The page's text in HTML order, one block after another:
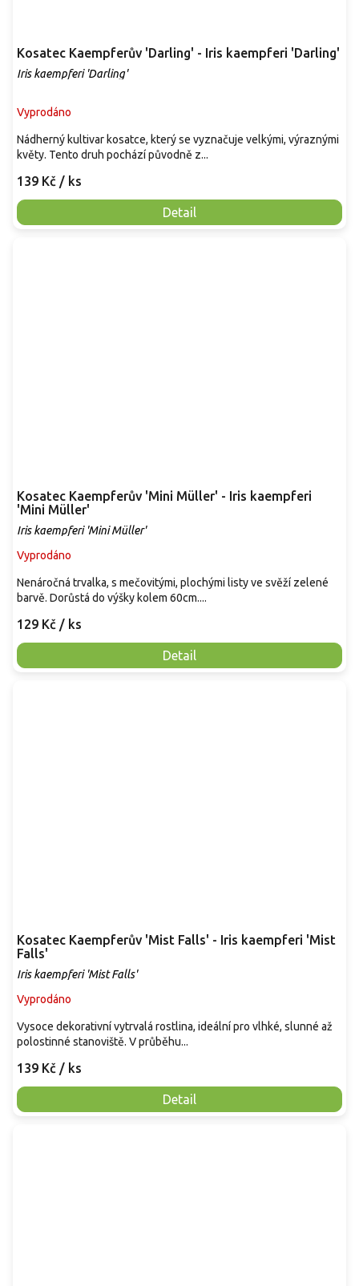
Kosatec Kaempferův 'Darling' - Iris kaempferi 'Darling'
Iris kaempferi 'Darling'
Vyprodáno
139 Kč / ks
Detail
Nádherný kultivar kosatce, který se vyznačuje velkými, výraznými
květy. Tento druh pochází původně z...
Kosatec Kaempferův 'Mini Müller' - Iris kaempferi
'Mini Müller'
Iris kaempferi 'Mini Müller'
Vyprodáno
129 Kč / ks
Detail
Nenáročná trvalka, s mečovitými, plochými listy ve svěží zelené
barvě. Dorůstá do výšky kolem 60cm....
Kosatec Kaempferův 'Mist Falls' - Iris kaempferi 'Mist
Falls'
Iris kaempferi 'Mist Falls'
Vyprodáno
139 Kč / ks
Detail
Vysoce dekorativní vytrvalá rostlina, ideální pro vlhké, slunné až
polostinné stanoviště. V průběhu...